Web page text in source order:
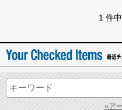
1 件
»ア